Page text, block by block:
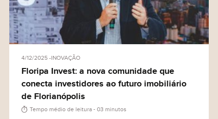
Nossa história
Sucesso do cliente
4/12/2025 INOVAÇÃO
Floripa Invest: a nova comunidade que
conecta investidores ao futuro imobiliário
de Florianópolis
Tempo médio de leitura - 03 minutos